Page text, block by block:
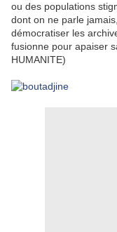
ou des populations
dont on ne parle
démocratiser les
fusionne pour apaiser
HUMANITE)